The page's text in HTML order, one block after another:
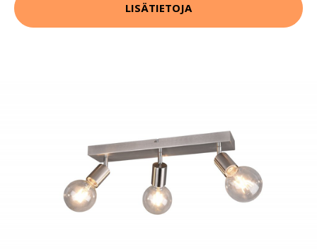
LISÄTIETOJA